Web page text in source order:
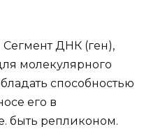
Сегмент ДНК (ген),
молекулярного
способностью
его в
быть репликоном.